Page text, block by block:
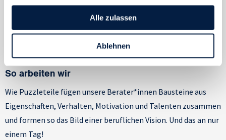
Ecke des Bildschirms klickst. Lies mehr darüber, wie wir
Cookies und andere Technologien zur Erfassung
Personen bezogener Daten verwenden:
Alle zulassen
Ablehnen
So arbeiten wir
Wie Puzzleteile fügen unsere Berater*innen Bausteine aus
Eigenschaften, Verhalten, Motivation und Talenten zusammen
und formen so das Bild einer beruflichen Vision. Und das an nur
einem Tag!